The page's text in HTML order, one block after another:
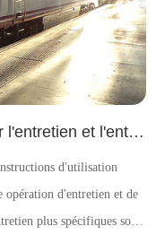
Quelles sont les précautions pour l'entretien et l'entretien des fusibles haute et basse pression?
d'utilisation
opération d'entretien et de
plus spécifiques sont